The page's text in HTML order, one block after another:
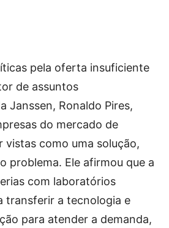
pela oferta insuficiente
de assuntos
Janssen, Ronaldo Pires,
do mercado de
vistas como uma solução,
problema. Ele afirmou que a
com laboratórios
transferir a tecnologia e
para atender a demanda,